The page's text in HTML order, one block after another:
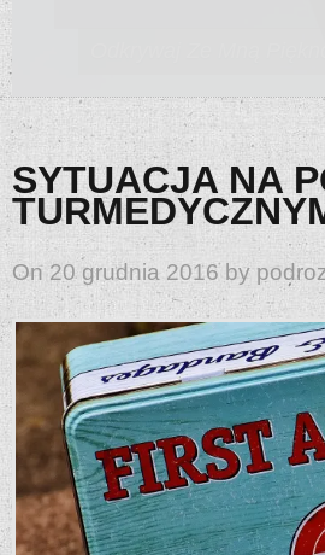
SYTUACJA NA
On 20 grudnia 2016 by